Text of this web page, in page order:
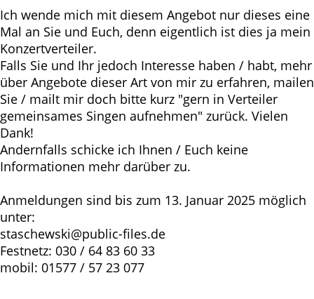
Ich wende mich mit diesem Angebot nur dieses eine
Mal an Sie und Euch, denn eigentlich ist dies ja mein
Konzertverteiler.
Falls Sie und Ihr jedoch Interesse haben / habt, mehr
über Angebote dieser Art von mir zu erfahren, mailen
Sie / mailt mir doch bitte kurz "gern in Verteiler
gemeinsames Singen aufnehmen" zurück. Vielen
Dank!
Andernfalls schicke ich Ihnen / Euch keine
Informationen mehr darüber zu.
Anmeldungen sind bis zum 13. Januar 2025 möglich
unter:
staschewski@public-files.de
Festnetz: 030 / 64 83 60 33
mobil: 01577 / 57 23 077